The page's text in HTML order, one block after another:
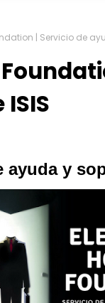
| Servicio de
ayuda y